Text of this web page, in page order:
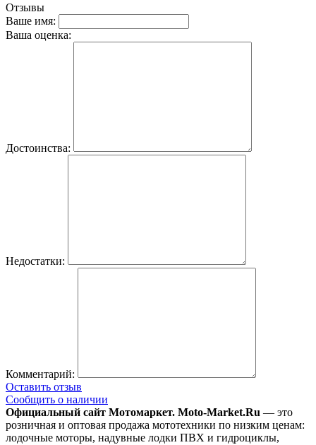
Отзывы
Ваше имя:
Ваша оценка:
Достоинства:
Недостатки:
Комментарий:
Оставить отзыв
Сообщить о наличии
Официальный сайт Мотомаркет. Moto-Market.Ru — это
розничная и оптовая продажа мототехники по низким ценам:
лодочные моторы, надувные лодки ПВХ и гидроциклы,